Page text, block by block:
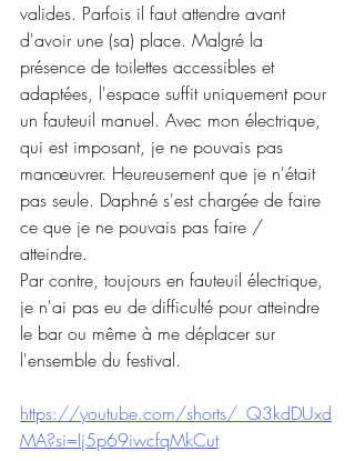
valides. Parfois il faut attendre avant
d'avoir une (sa) place. Malgré la
présence de toilettes accessibles et
adaptées, l'espace suffit uniquement pour
un fauteuil manuel. Avec mon électrique,
qui est imposant, je ne pouvais pas
manœuvrer. Heureusement que je n'était
pas seule. Daphné s'est chargée de faire
ce que je ne pouvais pas faire /
atteindre.
Par contre, toujours en fauteuil électrique,
je n'ai pas eu de difficulté pour atteindre
le bar ou même à me déplacer sur
l'ensemble du festival.
https://youtube.com/shorts/_Q3kdDUxd
MA?si=Ij5p69iwcfqMkCut